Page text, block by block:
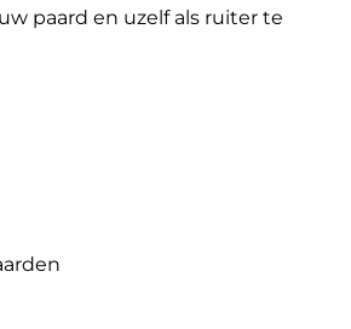
paard en uzelf als ruiter te